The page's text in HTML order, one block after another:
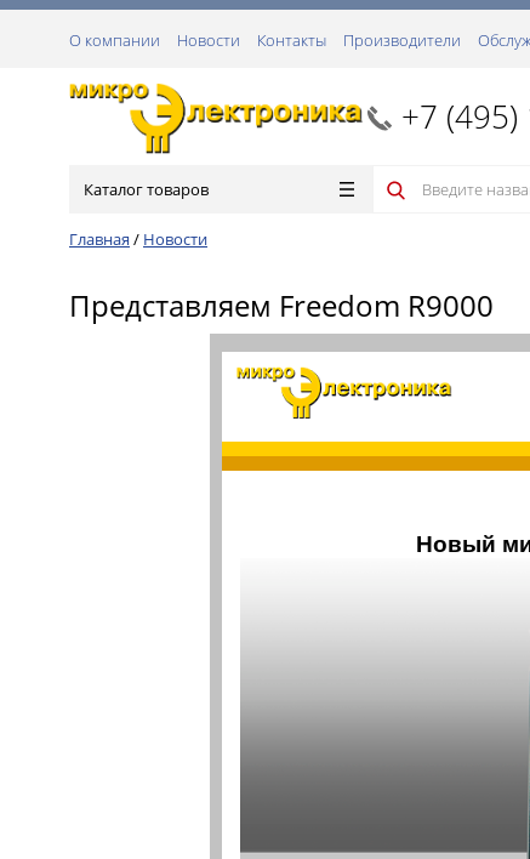
О компании Новости Контакты Производители
+7
Каталог товаров
Главная / Новости
Представляем Freedom R9000
Новый